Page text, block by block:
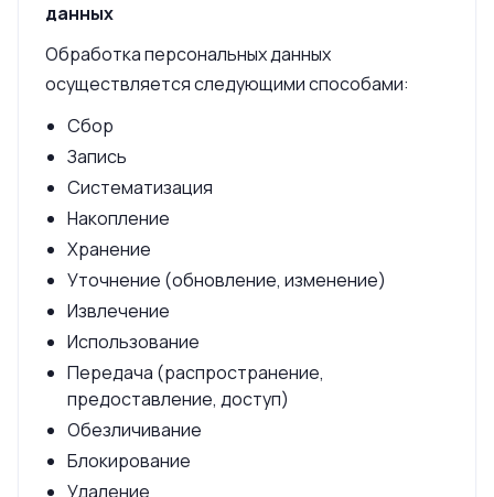
данных
Обработка персональных данных
осуществляется следующими способами:
Сбор
Запись
Систематизация
Накопление
Хранение
Уточнение (обновление, изменение)
Извлечение
Использование
Передача (распространение,
предоставление, доступ)
Обезличивание
Блокирование
Удаление